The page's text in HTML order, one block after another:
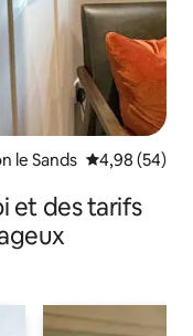
le Sands Évaluation
4,98 (54)
et des tarifs